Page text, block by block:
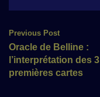
Post
navigation
Previous Post
Oracle de Belline :
l’interprétation des 3
premières cartes